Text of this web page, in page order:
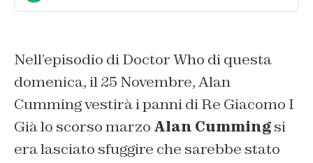
Nell’episodio di Doctor Who di questa
domenica, il 25 Novembre, Alan
Cumming vestirà i panni di Re Giacomo I
Già lo scorso marzo Alan Cummingsi
era lasciato sfuggire che sarebbe stato